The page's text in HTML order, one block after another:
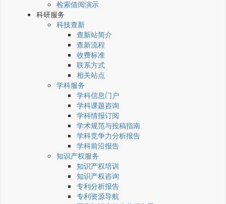
检索借阅演示
科研服务
科技查新
查新站简介
查新流程
收费标准
联系方式
相关站点
学科服务
学科信息门户
学科课题咨询
学科情报订阅
学术规范与投稿指南
学科竞争力分析报告
学科前沿报告
知识产权服务
知识产权培训
知识产权咨询
专利分析报告
专利资源导航